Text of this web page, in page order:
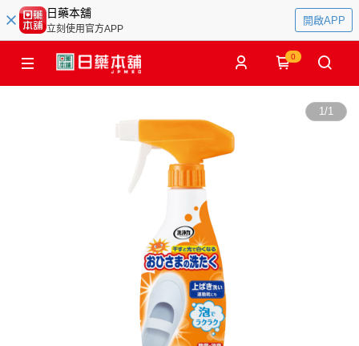
日藥本舖
立刻使用官方APP
開啟APP
0
1/1